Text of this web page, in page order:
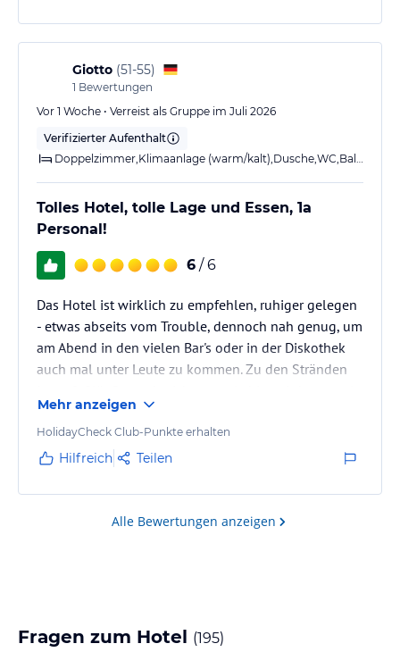
Giotto (51-55)
1 Bewertungen
Vor 1 Woche • Verreist als Gruppe im Juli 2026
Verifizierter Aufenthalt
Tolles Hotel, tolle Lage und Essen, 1a
Personal!
6 / 6
Das Hotel ist wirklich zu empfehlen, ruhiger gelegen
- etwas abseits vom Trouble, dennoch nah genug, um
am Abend in den vielen Bar's oder in der Diskothek
auch mal unter Leute zu kommen. Zu den Stränden
Shuttle-Service zum Strand "Cala Agulla" angeboten.
Das Hotel ist modern gehalten, ebenso sind die
Zimmer eingerichtet. Nach einem actiongeladenen
mehr steigen, um auf die Zimmer zu gelangen - hier
Mehr anzeigen
HolidayCheck Club-Punkte erhalten
Hilfreich Teilen
Alle Bewertungen anzeigen
Fragen zum Hotel (195)